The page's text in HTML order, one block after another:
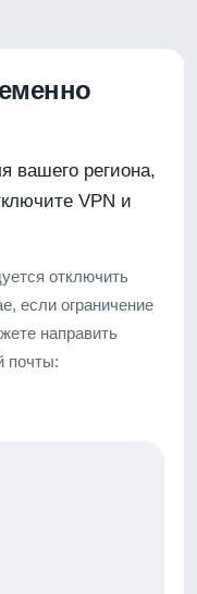
вашего региона,
VPN и
отключить
если ограничение
направить
почты: